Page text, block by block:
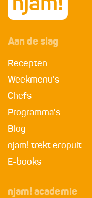
Aan de slag
Recepten
Weekmenu's
Chefs
Programma's
Blog
njam! trekt eropuit
E-books
njam! academie